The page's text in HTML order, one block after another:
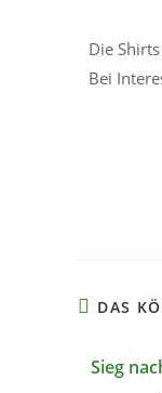
Die
Bei
DAS
Sieg